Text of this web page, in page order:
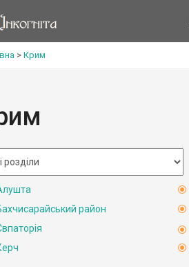
> Крим
район